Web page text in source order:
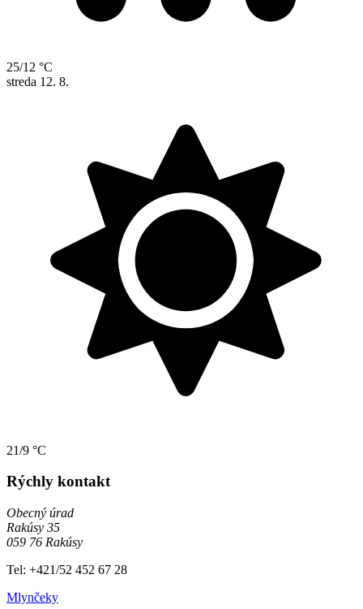
25/12 °C
streda 12. 8.
21/9 °C
Rýchly kontakt
Obecný úrad
Rakúsy 35
059 76 Rakúsy
Tel: +421/52 452 67 28
Mlynčeky